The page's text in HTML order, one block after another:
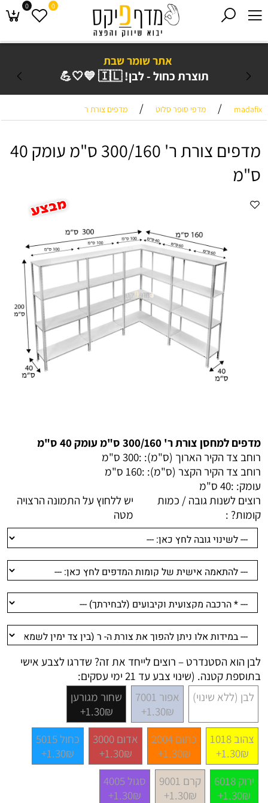
אתר שומר שבת
תוצרת כחול - לבן! 🇮🇱 💙🤍💪
0 0
madafix
/ מדפי סופר סלוט / מדפים צורת ר
מדפים צורת ר' 300/160 ס"מ עומק 40
ס"מ
מדפים למחסן צורת ר' 300/160 ס"מ עומק 40 ס"מ
רוחב צד הקיר הארוך (ס"מ): :300 ס"מ
רוחב צד הקיר הקצר (ס"מ): :160 ס"מ
עומק: :40 ס"מ
רוצים לשנות גובה / כמות
קומות? :
יש ללחוץ על התמונה הרצויה
מטה
לבן הוא הסטנדרט – רוצים לייחד את זה? שדרגו לצבע אישי
בתוספת קטנה. (שינוי צבע עד 21 ימי עסקים:
לבן (ללא שינוי)
אפור 7001
1.30₪+
שחור מגורען
1.30₪+
צהוב 1018
1.30₪+
כתום 2004
1.30₪+
אדום 3000
1.30₪+
כחול 5015
1.30₪+
ירוק 6018
1.30₪+
קרם 9001
1.30₪+
סגול 4005
1.30₪+